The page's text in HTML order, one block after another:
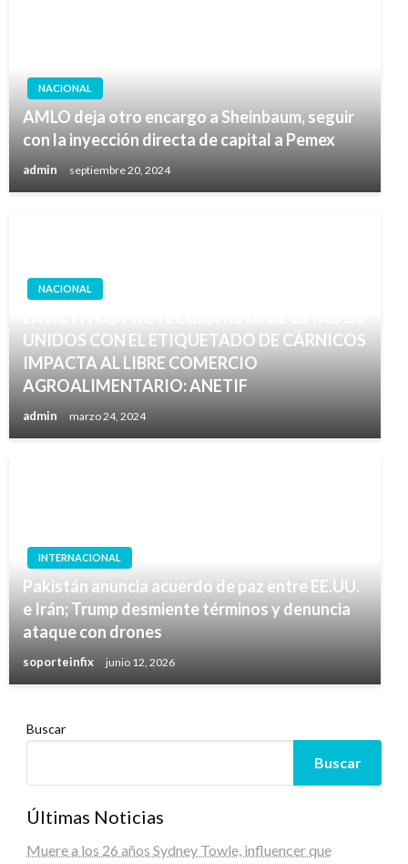
NACIONAL
AMLO deja otro encargo a Sheinbaum, seguir
con la inyección directa de capital a Pemex
admin septiembre 20, 2024
NACIONAL
UNIDOS CON EL ETIQUETADO DE CÁRNICOS
IMPACTA AL LIBRE COMERCIO
AGROALIMENTARIO: ANETIF
admin marzo 24, 2024
INTERNACIONAL
Pakistán anuncia acuerdo de paz entre EE.UU.
e Irán; Trump desmiente términos y denuncia
ataque con drones
soporteinfix junio 12, 2026
Buscar
Buscar
Últimas Noticias
Muere a los 26 años Sydney Towle, influencer que